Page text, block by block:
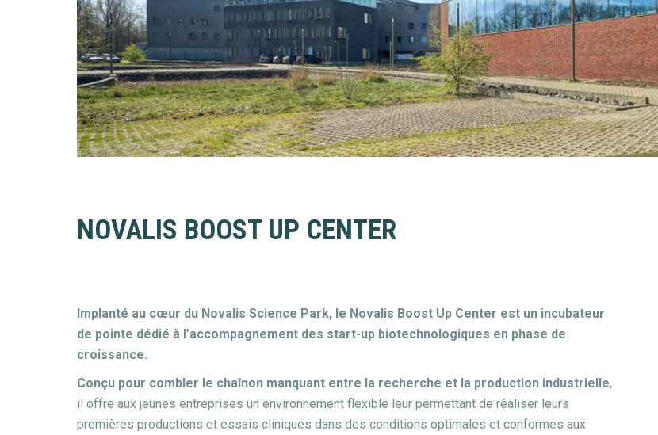
NOVALIS BOOST UP CENTER
Implanté au cœur du Novalis Science Park, le Novalis Boost Up Center est un incubateur
de pointe dédié à l’accompagnement des start-up biotechnologiques en phase de
croissance.
Conçu pour combler le chaînon manquant entre la recherche et la production industrielle,
il offre aux jeunes entreprises un environnement flexible leur permettant de réaliser leurs
premières productions et essais cliniques dans des conditions optimales et conformes aux